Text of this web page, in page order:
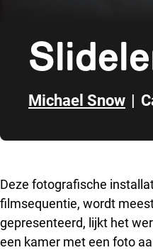
Michael Snow |
Deze fotografische
filmsequentie, wordt
gepresenteerd, lijkt het
een kamer met een foto